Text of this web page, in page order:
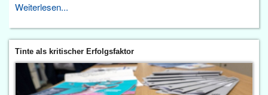
Weiterlesen...
Tinte als kritischer Erfolgsfaktor